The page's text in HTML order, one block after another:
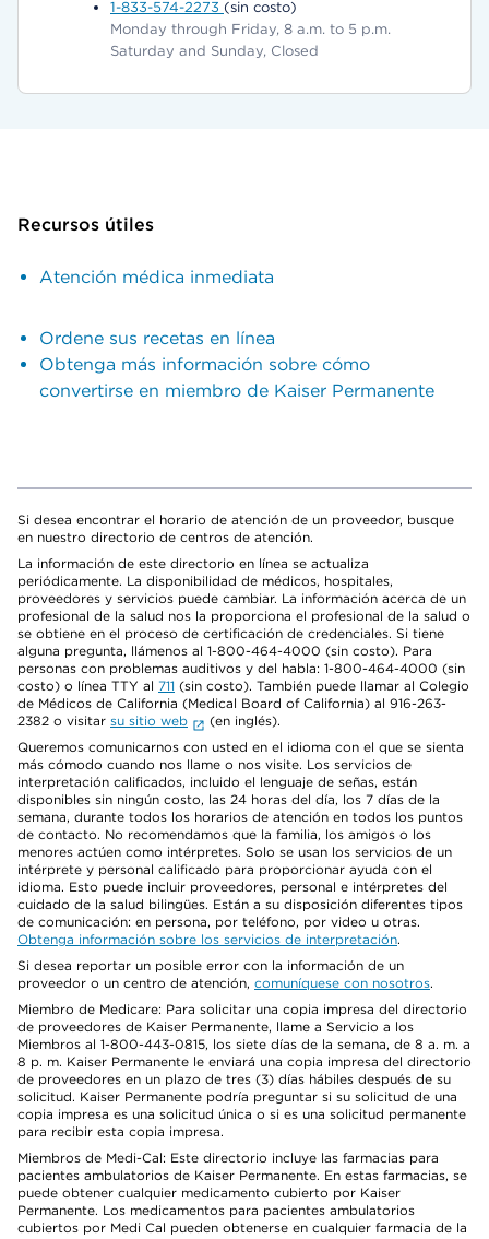
1-833-574-2273 (sin costo)
Monday through Friday, 8 a.m. to 5 p.m.
Saturday and Sunday, Closed
Recursos útiles
Atención médica inmediata
Ordene sus recetas en línea
Obtenga más información sobre cómo
convertirse en miembro de Kaiser Permanente
Si desea encontrar el horario de atención de un proveedor, busque
en nuestro directorio de centros de atención.
La información de este directorio en línea se actualiza
periódicamente. La disponibilidad de médicos, hospitales,
proveedores y servicios puede cambiar. La información acerca de un
profesional de la salud nos la proporciona el profesional de la salud o
se obtiene en el proceso de certificación de credenciales. Si tiene
alguna pregunta, llámenos al 1-800-464-4000 (sin costo). Para
personas con problemas auditivos y del habla: 1-800-464-4000 (sin
costo) o línea TTY al 711 (sin costo). También puede llamar al Colegio
de Médicos de California (Medical Board of California) al 916-263-
2382 o visitar su sitio web
(en inglés).
Queremos comunicarnos con usted en el idioma con el que se sienta
más cómodo cuando nos llame o nos visite. Los servicios de
interpretación calificados, incluido el lenguaje de señas, están
disponibles sin ningún costo, las 24 horas del día, los 7 días de la
semana, durante todos los horarios de atención en todos los puntos
de contacto. No recomendamos que la familia, los amigos o los
menores actúen como intérpretes. Solo se usan los servicios de un
intérprete y personal calificado para proporcionar ayuda con el
idioma. Esto puede incluir proveedores, personal e intérpretes del
cuidado de la salud bilingües. Están a su disposición diferentes tipos
de comunicación: en persona, por teléfono, por video u otras.
Obtenga información sobre los servicios de interpretación.
Si desea reportar un posible error con la información de un
proveedor o un centro de atención, comuníquese con nosotros.
Miembro de Medicare: Para solicitar una copia impresa del directorio
de proveedores de Kaiser Permanente, llame a Servicio a los
Miembros al 1-800-443-0815, los siete días de la semana, de 8 a. m. a
8 p. m. Kaiser Permanente le enviará una copia impresa del directorio
de proveedores en un plazo de tres (3) días hábiles después de su
solicitud. Kaiser Permanente podría preguntar si su solicitud de una
copia impresa es una solicitud única o si es una solicitud permanente
para recibir esta copia impresa.
Miembros de Medi-Cal: Este directorio incluye las farmacias para
pacientes ambulatorios de Kaiser Permanente. En estas farmacias, se
puede obtener cualquier medicamento cubierto por Kaiser
Permanente. Los medicamentos para pacientes ambulatorios
cubiertos por Medi Cal pueden obtenerse en cualquier farmacia de la